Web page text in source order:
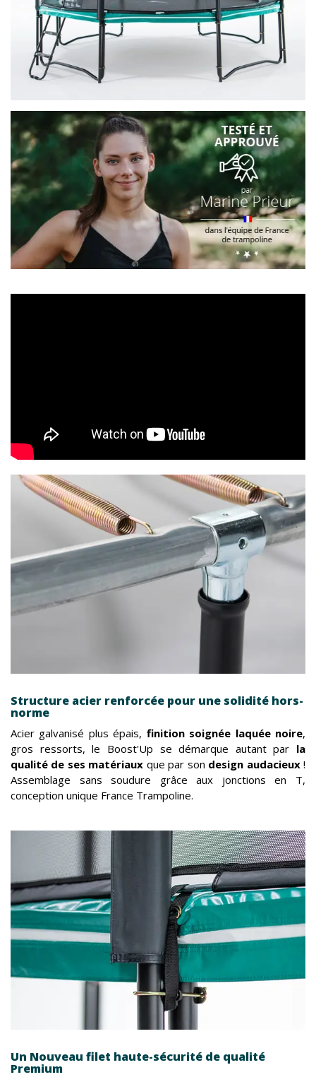
Structure acier renforcée pour une solidité hors-
norme
Acier galvanisé plus épais, finition soignée laquée noire,
gros ressorts, le Boost'Up se démarque autant par la
qualité de ses matériaux que par son design audacieux!
Assemblage sans soudure grâce aux jonctions en T,
conception unique France Trampoline.
Un Nouveau filet haute-sécurité de qualité
Premium